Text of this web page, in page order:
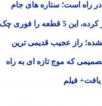
است؛ ستاره های جام
اگر خودرویتان 96 هزار کیلومتر کار کرده، این 5 قطعه را فوری چک
راز عجیب قدیمی ترین
که موج تازه ای به راه
فیلم